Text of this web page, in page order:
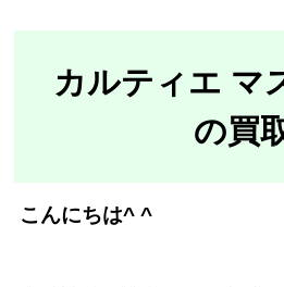
カルティエ マ
の買
こんにちは^ ^